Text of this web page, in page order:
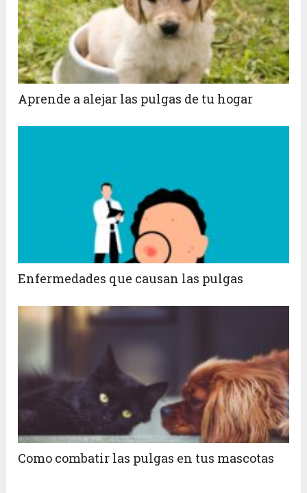
Aprende a alejar las pulgas de tu hogar
Enfermedades que causan las pulgas
Como combatir las pulgas en tus mascotas